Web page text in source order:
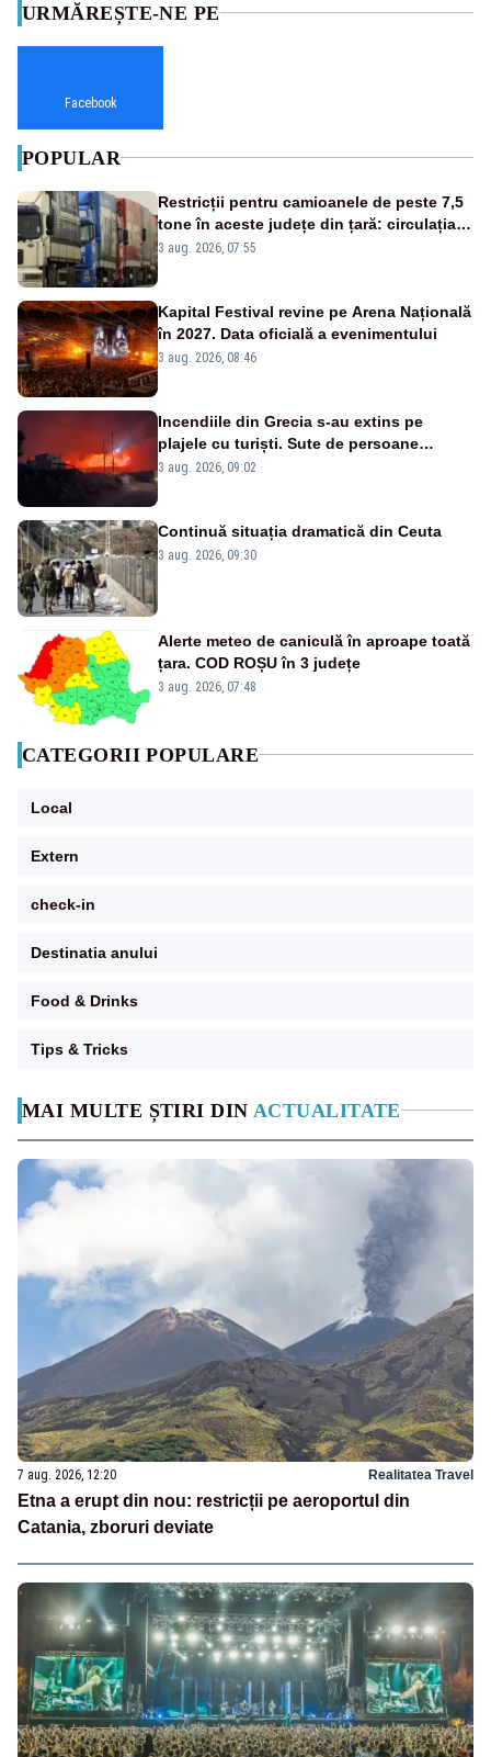
MAI MULTE ȘTIRI DIN ACTUALITATE
7 aug. 2026, 12:20 Realitatea Travel
Etna a erupt din nou: restricții pe aeroportul din
Catania, zboruri deviate
URMĂREȘTE-NE PE
Facebook
POPULAR
Restricții pentru camioanele de peste 7,5
tone în aceste județe din țară: circulația
este interzisă luni, între orele 12:00 și
3 aug. 2026, 07:55
Kapital Festival revine pe Arena Națională
în 2027. Data oficială a evenimentului
3 aug. 2026, 08:46
Incendiile din Grecia s-au extins pe
plajele cu turiști. Sute de persoane
evacuate pe mare, drumuri blocate de
3 aug. 2026, 09:02
Continuă situația dramatică din Ceuta
3 aug. 2026, 09:30
Alerte meteo de caniculă în aproape toată
țara. COD ROȘU în 3 județe
3 aug. 2026, 07:48
CATEGORII POPULARE
Local
Extern
check-in
Destinatia anului
Food & Drinks
Tips & Tricks